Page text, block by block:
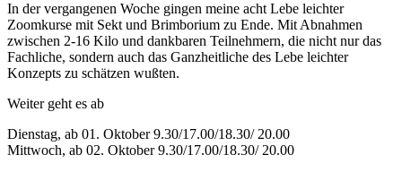
In der vergangenen Woche gingen meine acht Lebe leichter
Zoomkurse mit Sekt und Brimborium zu Ende. Mit Abnahmen
zwischen 2-16 Kilo und dankbaren Teilnehmern, die nicht nur das
Fachliche, sondern auch das Ganzheitliche des Lebe leichter
Konzepts zu schätzen wußten.
Weiter geht es ab
Dienstag, ab 01. Oktober 9.30/17.00/18.30/ 20.00
Mittwoch, ab 02. Oktober 9.30/17.00/18.30/ 20.00